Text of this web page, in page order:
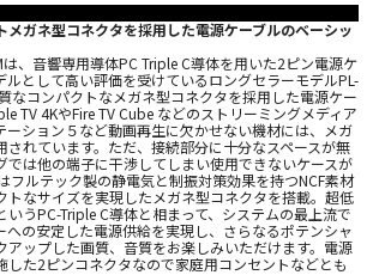
メガネ型コネクタを採用した電源ケーブルのベーシッ
は、音響専用導体PC Triple C導体を用いた2ピン電源ケ
ルとして高い評価を受けているロングセラーモデルPL-
なコンパクトなメガネ型コネクタを採用した電源ケー
TV 4KやFire TV Cube などのストリーミングメディア
ーション５など動画再生に欠かせない機材には、メガ
されています。ただ、接続部分に十分なスペースが無
では他の端子に干渉してしまい使用できないケースが
フルテック製の静電気と制振対策効果を持つNCF素材
トなサイズを実現したメガネ型コネクタを搭載。超低
いうPC-Triple C導体と相まって、システムの最上流で
への安定した電源供給を実現し、さらなるポテンシャ
アップした画質、音質をお楽しみいただけます。電源
した2ピンコネクタなので家庭用コンセントなどとも